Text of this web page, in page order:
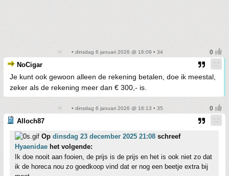
• dinsdag 6 januari 2026 @ 16:09 • 34
NoCigar
Je kunt ook gewoon alleen de rekening betalen, doe ik meestal,
zeker als de rekening meer dan € 300,- is.
• dinsdag 6 januari 2026 @ 16:13 • 35
Alloch87
Op dinsdag 23 december 2025 21:08 schreef
Hyaenidae het volgende:
Ik doe nooit aan fooien, de prijs is de prijs en het is ook niet zo dat
ik de horeca nou zo goedkoop vind dat er nog een beetje extra bij